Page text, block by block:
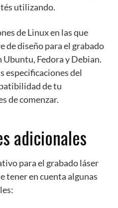
utilizando.
de Linux en las que
de diseño para el grabado
Fedora y Debian.
especificaciones del
de tu
de comenzar.
adicionales
para el grabado láser
tener en cuenta algunas